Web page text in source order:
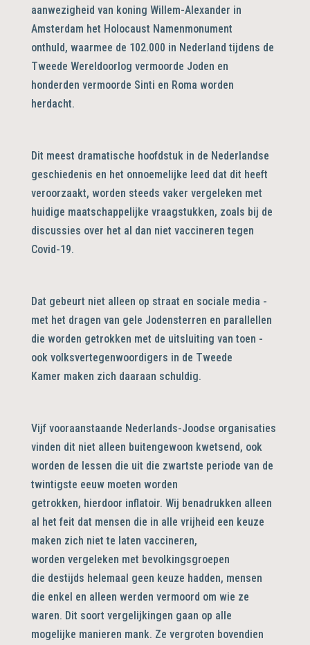
aanwezigheid van koning Willem-Alexander in
Amsterdam het Holocaust Namenmonument
onthuld, waarmee de 102.000 in Nederland tijdens de
Tweede Wereldoorlog vermoorde Joden en
honderden vermoorde Sinti en Roma worden
herdacht.
Dit meest dramatische hoofdstuk in de Nederlandse
geschiedenis en het onnoemelijke leed dat dit heeft
veroorzaakt, worden steeds vaker vergeleken met
huidige maatschappelijke vraagstukken, zoals bij de
discussies over het al dan niet vaccineren tegen
Covid-19.
Dat gebeurt niet alleen op straat en sociale media -
met het dragen van gele Jodensterren en parallellen
die worden getrokken met de uitsluiting van toen -
ook volksvertegenwoordigers in de Tweede
Kamer maken zich daaraan schuldig.
Vijf vooraanstaande Nederlands-Joodse organisaties
vinden dit niet alleen buitengewoon kwetsend, ook
worden de lessen die uit die zwartste periode van de
twintigste eeuw moeten worden
getrokken, hierdoor inflatoir. Wij benadrukken alleen
al het feit dat mensen die in alle vrijheid een keuze
maken zich niet te laten vaccineren,
worden vergeleken met bevolkingsgroepen
die destijds helemaal geen keuze hadden, mensen
die enkel en alleen werden vermoord om wie ze
waren. Dit soort vergelijkingen gaan op alle
mogelijke manieren mank. Ze vergroten bovendien